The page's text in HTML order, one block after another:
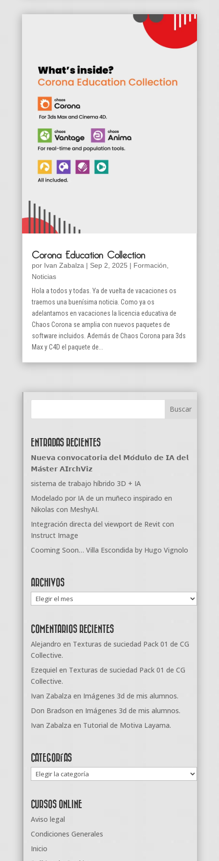
Corona Education Collection
por Ivan Zabalza | Sep 2, 2025 | Formación
Noticias
Hola a todos y todas. Ya de vuelta de vacaciones os
traemos una buenísima noticia. Como ya os
adelantamos en vacaciones la licencia educativa de
Chaos Corona se amplia con nuevos paquetes de
software incluidos. Además de Chaos Corona para 3ds
Max y C4D el paquete de...
ENTRADAS RECIENTES
𝗡𝘂𝗲𝘃𝗮 𝗰𝗼𝗻𝘃𝗼𝗰𝗮𝘁𝗼𝗿𝗶𝗮 𝗱𝗲𝗹 𝗠𝗼́𝗱𝘂𝗹𝗼 𝗱𝗲 𝗜𝗔 𝗱𝗲𝗹
𝗠𝗮́𝘀𝘁𝗲𝗿 𝗔𝗜𝗿𝗰𝗵𝗩𝗶𝘇
sistema de trabajo híbrido 3D + IA
Modelado por IA de un muñeco inspirado en
Nikolas con MeshyAI.
Integración directa del viewport de Revit con
Instruct Image
Cooming Soon… Villa Escondida by Hugo Vignolo
ARCHIVOS
Archivos
COMENTARIOS RECIENTES
Alejandro en Texturas de suciedad Pack 01 de CG
Collective.
Ezequiel en Texturas de suciedad Pack 01 de CG
Collective.
Ivan Zabalza en Imágenes 3d de mis alumnos.
Don Bradson en Imágenes 3d de mis alumnos.
Ivan Zabalza en Tutorial de Motiva Layama.
CATEGORÍAS
Categorías
CURSOS ONLINE
Aviso legal
Condiciones Generales
Inicio